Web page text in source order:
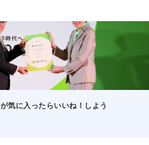
気に入ったらいいね！しよう